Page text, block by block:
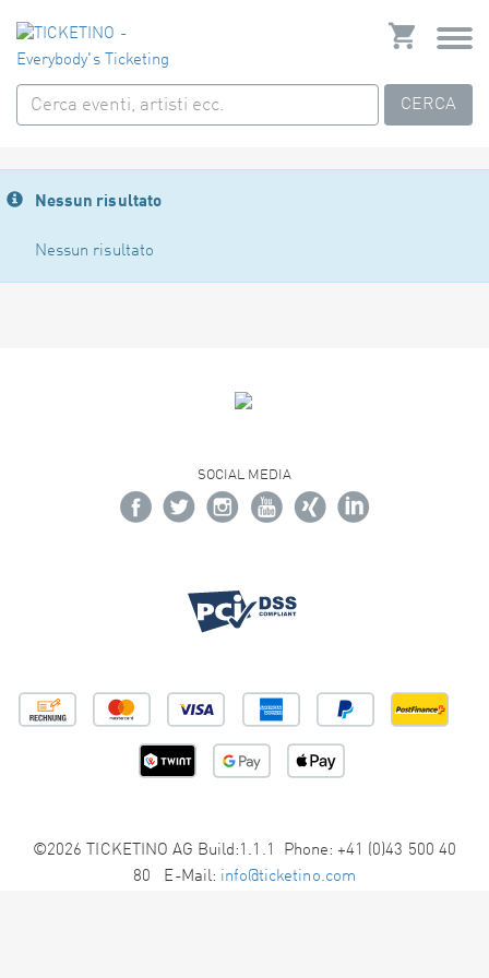
CERCA
Nessun risultato
Nessun risultato
SOCIAL MEDIA
©2026 TICKETINO AG Build:1.1.1 Phone: +41 (0)43 500 40
80 E-Mail: info@ticketino.com